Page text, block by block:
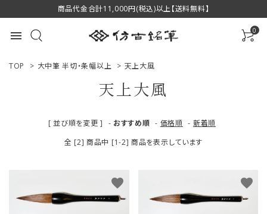
商品代金合計11,000円(税込)以上【送料無料】
menu 0
ACCOUNT MENU
商品一覧
TOP > 大中筆 半切・条幅以上 > 天上大風
天上大風
[ 並び順を変更 ] - おすすめ順 - 価格順 - 新着順
全 [2] 商品中 [1-2] 商品を表示しています
favorite favorite